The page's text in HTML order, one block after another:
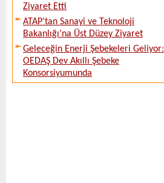
Ziyaret Etti
ATAP’tan Sanayi ve Teknoloji
Bakanlığı’na Üst Düzey Ziyaret
Geleceğin Enerji Şebekeleri Geliyor:
OEDAŞ Dev Akıllı Şebeke
Konsorsiyumunda